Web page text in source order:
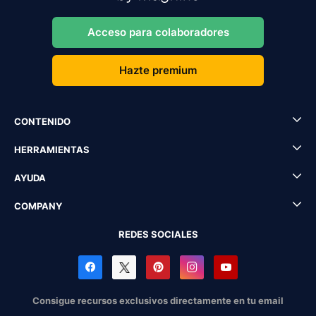
Acceso para colaboradores
Hazte premium
CONTENIDO
HERRAMIENTAS
AYUDA
COMPANY
REDES SOCIALES
Consigue recursos exclusivos directamente en tu email